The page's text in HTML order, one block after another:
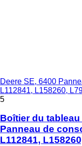
Deere SE, 6400
L112841, L158260,
5
Boîtier du
Panneau de
L112841,